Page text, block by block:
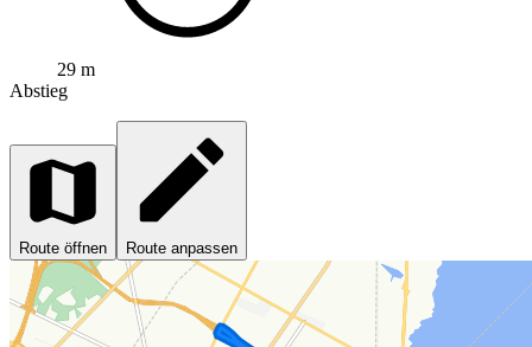
29 m
Abstieg
Route öffnen Route anpassen